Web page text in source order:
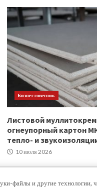
Бизнес советник
Листовой
огнеупорный картон
тепло- и
10 июля 2026
Copyright ©
файлы и другие